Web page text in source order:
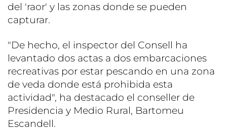
del 'raor' y las zonas donde se pueden
capturar.
"De hecho, el inspector del Consell ha
levantado dos actas a dos embarcaciones
recreativas por estar pescando en una zona
de veda donde está prohibida esta
actividad", ha destacado el conseller de
Presidencia y Medio Rural, Bartomeu
Escandell.